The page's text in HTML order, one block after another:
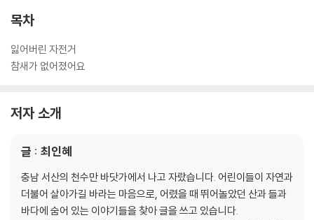
목차
잃어버린 자전거
참새가 없어졌어요
저자 소개
글 : 최인혜
충남 서산의 천수만 바닷가에서 나고 자랐습니다. 어린이들이 자연과
더불어 살아가길 바라는 마음으로, 어렸을 때 뛰어놀았던 산과 들과
바다에 숨어 있는 이야기들을 찾아 글을 쓰고 있습니다.